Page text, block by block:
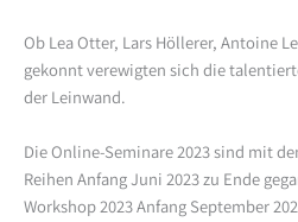
Ob Lea Otter, Lars Höllerer, Antoine
gekonnt verewigten sich die
der Leinwand.
Die Online-Seminare 2023 sind mit
Reihen Anfang Juni 2023 zu Ende
Workshop 2023 Anfang September